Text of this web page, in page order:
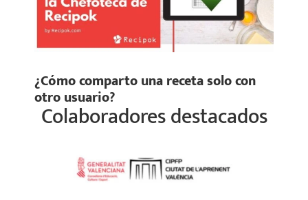
¿Cómo comparto una receta solo con
otro usuario?
Colaboradores destacados